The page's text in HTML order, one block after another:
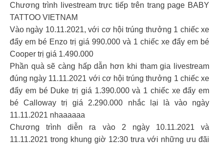
Chương trình livestream trực tiếp trên trang page BABY
TATTOO VIETNAM
Vào ngày 10.11.2021, với cơ hội trúng thưởng 1 chiếc xe
đẩy em bé Enzo trị giá 990.000 và 1 chiếc xe đẩy em bé
Cooper trị giá 1.490.000
Phần quà sẽ càng hấp dẫn hơn khi tham gia livestream
đúng ngày 11.11.2021 với cơ hội trúng thưởng 1 chiếc xe
đẩy em bé Duke trị giá 1.390.000 và 1 chiếc xe đẩy em
bé Calloway trị giá 2.290.000 nhắc lại là vào ngày
11.11.2021 nhaaaaaa
Chương trình diễn ra vào 2 ngày 10.11.2021 và
11.11.2021 trong khung giờ 12:30 trưa với những ưu đãi